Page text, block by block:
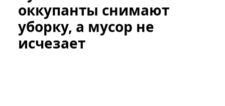
оккупанты снимают
уборку, а мусор не
исчезает